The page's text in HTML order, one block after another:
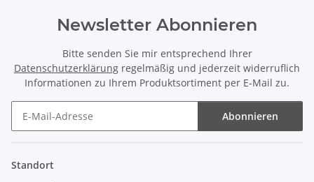
Newsletter Abonnieren
Bitte senden Sie mir entsprechend Ihrer
Datenschutzerklärung regelmäßig und jederzeit widerruflich
Informationen zu Ihrem Produktsortiment per E-Mail zu.
Abonnieren
Standort